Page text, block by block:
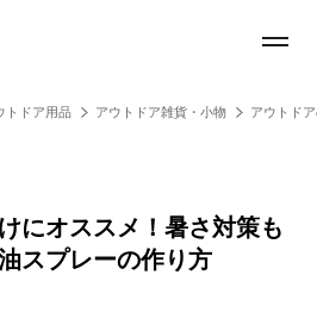
トドア用品 アウトドア雑貨・小物 アウトド
にオススメ！暑さ対策も
スプレーの作り方